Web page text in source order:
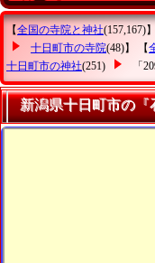
【全国の寺院と神社(157,167)
十日町市の寺院(48)】 【
十日町市の神社(251) 「
新潟県十日町市の『